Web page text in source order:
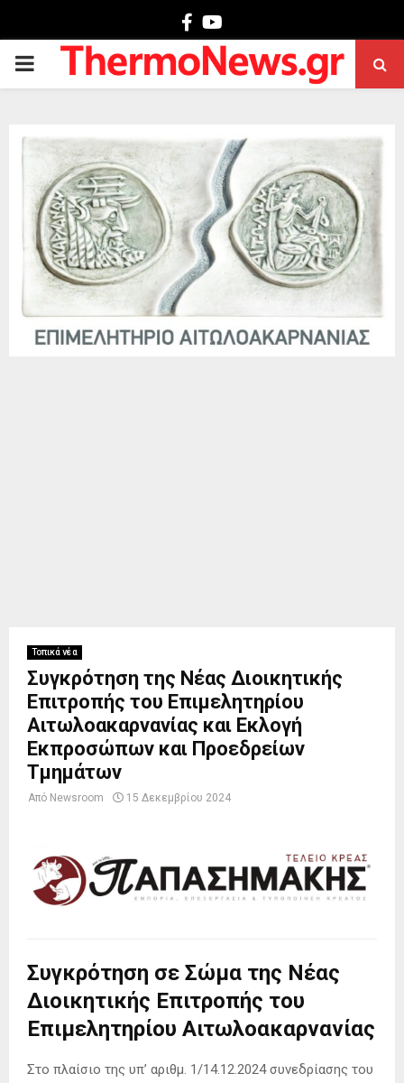
Facebook
PRIMARY
Τοπικά νέα
Συγκρότηση της Νέας Διοικητικής
Επιτροπής του Επιμελητηρίου
Αιτωλοακαρνανίας και Εκλογή
Εκπροσώπων και Προεδρείων
Τμημάτων
Από Newsroom 15 Δεκεμβρίου 2024
Συγκρότηση σε Σώμα της Νέας
Διοικητικής Επιτροπής του
Επιμελητηρίου Αιτωλοακαρνανίας
Στο πλαίσιο της υπ’ αριθμ. 1/14.12.2024 συνεδρίασης του